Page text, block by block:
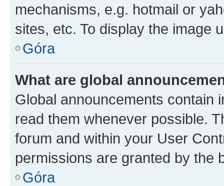
mechanisms, e.g. hotmail or
sites, etc. To display the image
Góra
What are global
Global announcements contain
read them whenever possible.
forum and within your User
permissions are granted by the
Góra